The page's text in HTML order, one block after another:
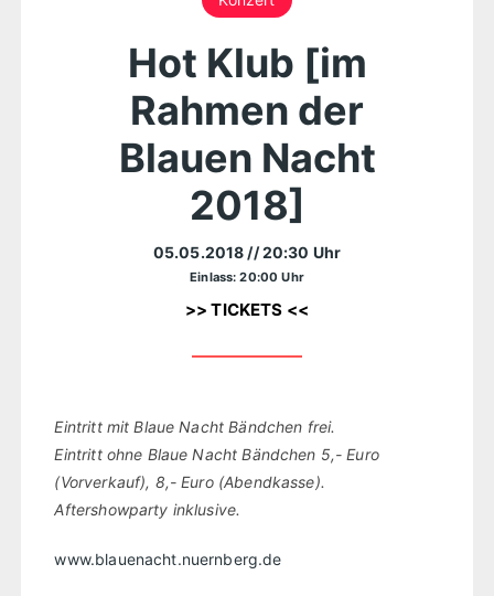
Hot Klub [im
Rahmen der
Blauen Nacht
2018]
05.05.2018 // 20:30 Uhr
Einlass: 20:00 Uhr
>> TICKETS <<
Eintritt mit Blaue Nacht Bändchen frei.
Eintritt ohne Blaue Nacht Bändchen 5,- Euro
(Vorverkauf), 8,- Euro (Abendkasse).
Aftershowparty inklusive.
www.blauenacht.nuernberg.de